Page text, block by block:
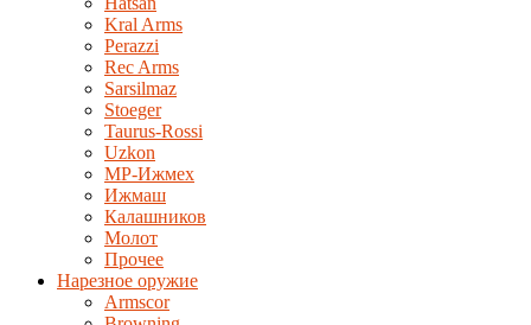
Kral Arms
Perazzi
Rec Arms
Sarsilmaz
Stoeger
Taurus-Rossi
Uzkon
MP-Ижмех
Ижмаш
Калашников
Молот
Прочее
Нарезное оружие
Armscor